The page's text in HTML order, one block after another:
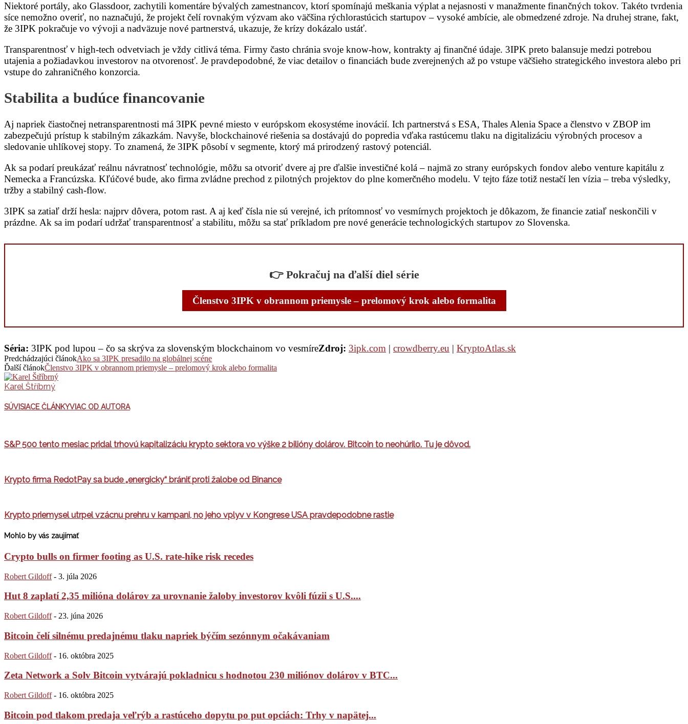
Niektoré portály, ako Glassdoor, zachytili komentáre bývalých zamestnancov, ktorí spomínajú meškania výplat a nejasnosti v manažmente finančných tokov. Takéto tvrdenia
síce nemožno overiť, no naznačujú, že projekt čelí rovnakým výzvam ako väčšina rýchlorastúcich startupov – vysoké ambície, ale obmedzené zdroje. Na druhej strane, fakt,
že 3IPK pokračuje vo vývoji a nadväzuje nové partnerstvá, ukazuje, že krízy dokázalo ustáť.
Transparentnosť v high-tech odvetviach je vždy citlivá téma. Firmy často chránia svoje know-how, kontrakty aj finančné údaje. 3IPK preto balansuje medzi potrebou
utajenia a požiadavkou investorov na otvorenosť. Je pravdepodobné, že viac detailov o financiách bude zverejnených až po vstupe väčšieho strategického investora alebo pri
vstupe do zahraničného konzorcia.
Stabilita a budúce financovanie
Aj napriek čiastočnej netransparentnosti má 3IPK pevné miesto v európskom ekosystéme inovácií. Ich partnerstvá s ESA, Thales Alenia Space a členstvo v ZBOP im
zabezpečujú prístup k stabilným zákazkám. Navyše, blockchainové riešenia sa dostávajú do popredia vďaka rastúcemu tlaku na digitalizáciu výrobných procesov a
sledovanie uhlíkovej stopy. To znamená, že 3IPK pôsobí v segmente, ktorý má prirodzený rastový potenciál.
Ak sa podarí preukázať reálnu návratnosť technológie, môžu sa otvoriť dvere aj pre ďalšie investičné kolá – najmä zo strany európskych fondov alebo venture kapitálu z
Nemecka a Francúzska. Kľúčové bude, ako firma zvládne prechod z pilotných projektov do plne komerčného modelu. V tejto fáze totiž nestačí len vízia – treba výsledky,
tržby a stabilný cash-flow.
3IPK sa zatiaľ drží hesla: najprv dôvera, potom rast. A aj keď čísla nie sú verejné, ich prítomnosť vo vesmírnych projektoch je dôkazom, že financie zatiaľ neskončili v
prázdne. Ak sa im podarí udržať transparentnosť a stabilitu, môžu sa stať príkladom pre nové generácie technologických startupov zo Slovenska.
👉 Pokračuj na ďalší diel série
Členstvo 3IPK v obrannom priemysle – prelomový krok alebo formalita
Séria: 3IPK pod lupou – čo sa skrýva za slovenským blockchainom vo vesmíreZdroj: 3ipk.com | crowdberry.eu | KryptoAtlas.sk
Predchádzajúci článokAko sa 3IPK presadilo na globálnej scéne
Ďalší článokČlenstvo 3IPK v obrannom priemysle – prelomový krok alebo formalita
Karel Štříbrný
SÚVISIACE ČLÁNKYVIAC OD AUTORA
S&P 500 tento mesiac pridal trhovú kapitalizáciu krypto sektora vo výške 2 bilióny dolárov. Bitcoin to neohúrilo. Tu je dôvod.
Krypto firma RedotPay sa bude „energicky“ brániť proti žalobe od Binance
Krypto priemysel utrpel vzácnu prehru v kampani, no jeho vplyv v Kongrese USA pravdepodobne rastie
Mohlo by vás zaujímať
Crypto bulls on firmer footing as U.S. rate-hike risk recedes
Robert Gildoff - 3. júla 2026
Hut 8 zaplatí 2,35 milióna dolárov za urovnanie žaloby investorov kvôli fúzii s U.S....
Robert Gildoff - 23. júna 2026
Bitcoin čelí silnému predajnému tlaku napriek býčím sezónnym očakávaniam
Robert Gildoff - 16. októbra 2025
Zeta Network a Solv Bitcoin vytvárajú pokladnicu s hodnotou 230 miliónov dolárov v BTC...
Robert Gildoff - 16. októbra 2025
Bitcoin pod tlakom predaja veľrýb a rastúceho dopytu po put opciách: Trhy v napätej...